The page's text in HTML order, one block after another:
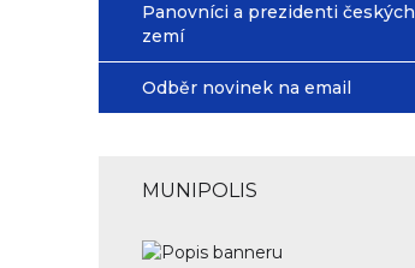
Panovníci a prezidenti českých
zemí
Odběr novinek na email
MUNIPOLIS